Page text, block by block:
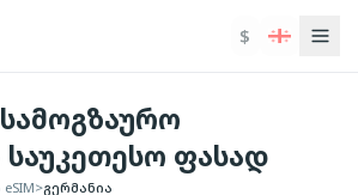
$
ფასად
>გერმანია